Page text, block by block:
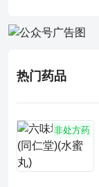
热门药品
非处方药